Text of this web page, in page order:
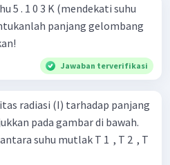
5 . 1 0 3 K (mendekati suhu
panjang gelombang
Jawaban terverifikasi
radiasi (I) tarhadap panjang
pada gambar di bawah.
suhu mutlak T 1 ​ , T 2 ​ , T